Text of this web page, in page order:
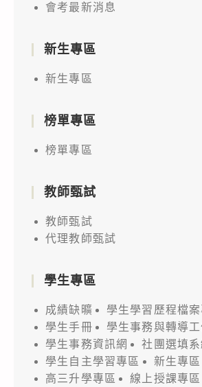
會考最新消息
新生專區
新生專區
榜單專區
榜單專區
教師甄試
教師甄試
代理教師甄試
學生專區
成績缺曠
學生學習歷程檔案
學生手冊
學生事務與轉導工
學生事務資訊網
社團選填系
學生自主學習專區
新生專區
高三升學專區
線上授課專區